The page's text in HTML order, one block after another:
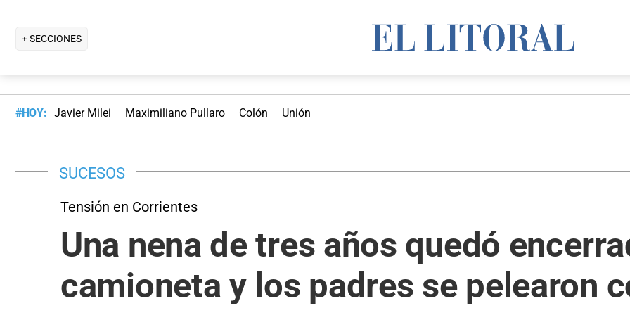
+ SECCIONES
#HOY: Javier Milei Maximiliano Pullaro Colón Unión
SUCESOS
Tensión en Corrientes
Una nena de tres años quedó
camioneta y los padres se pelearon